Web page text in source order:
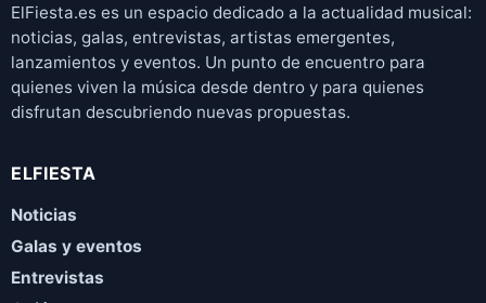
ElFiesta.es es un espacio dedicado a la actualidad musical:
noticias, galas, entrevistas, artistas emergentes,
lanzamientos y eventos. Un punto de encuentro para
quienes viven la música desde dentro y para quienes
disfrutan descubriendo nuevas propuestas.
ELFIESTA
Noticias
Galas y eventos
Entrevistas